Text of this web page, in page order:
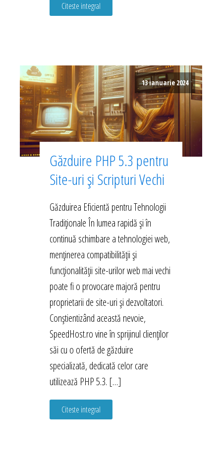
Citeste integral
13 ianuarie 2024
Găzduire PHP 5.3 pentru
Site-uri și Scripturi Vechi
Găzduirea Eficientă pentru Tehnologii
Tradiționale În lumea rapidă și în
continuă schimbare a tehnologiei web,
menținerea compatibilității și
funcționalității site-urilor web mai vechi
poate fi o provocare majoră pentru
proprietarii de site-uri și dezvoltatori.
Conștientizând această nevoie,
SpeedHost.ro vine în sprijinul clienților
săi cu o ofertă de găzduire
specializată, dedicată celor care
utilizează PHP 5.3. […]
Citeste integral